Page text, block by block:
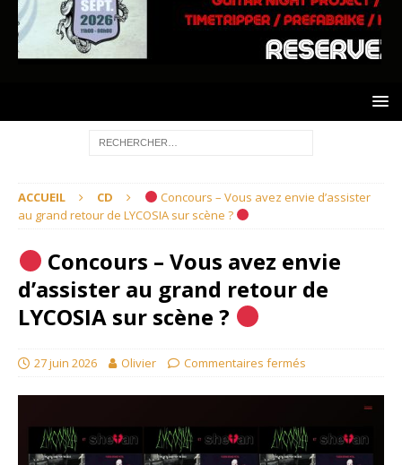
ACCUEIL CD
Concours – Vous avez envie d’assister
au grand retour de LYCOSIA sur scène ?
Concours – Vous avez envie
d’assister au grand retour de
LYCOSIA sur scène ?
27 juin 2026 Olivier Commentaires fermés